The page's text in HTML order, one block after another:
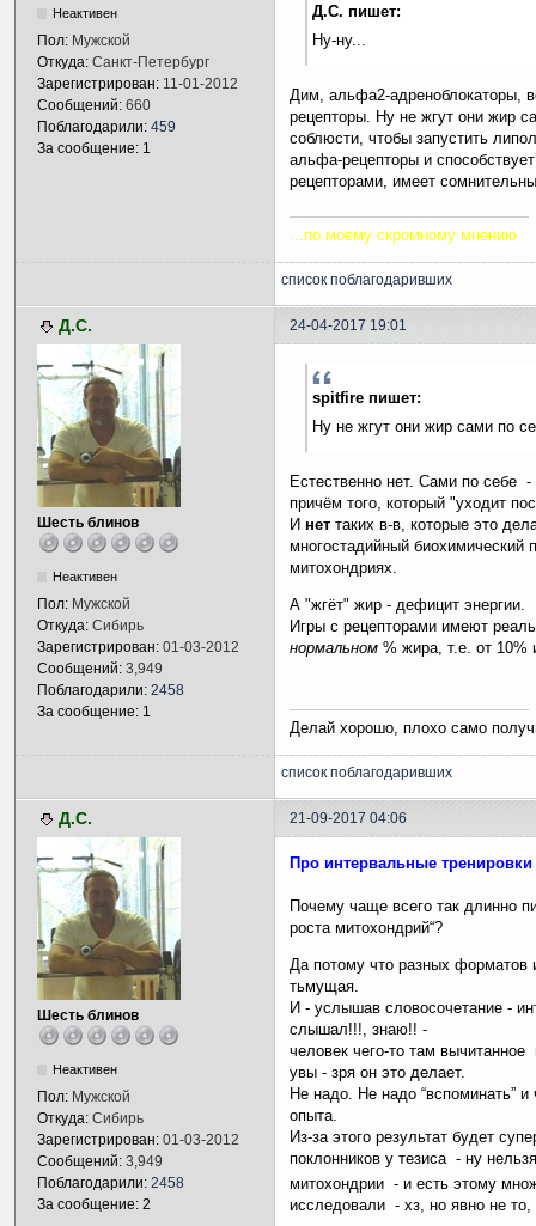
Неактивен
Пол: Мужской
Откуда: Санкт-Петербург
Зарегистрирован: 11-01-2012
Сообщений: 660
Поблагодарили: 459
За сообщение: 1
Д.С. пишет:
Ну-ну...
Дим, альфа2-адреноблокаторы,
рецепторы. Ну не жгут они жир
соблюсти, чтобы запустить
альфа-рецепторы и
рецепторами, имеет
...по моему скромному мнению
список поблагодаривших
Д.С. 24-04-2017 19:01
Шесть блинов
Неактивен
Пол: Мужской
Откуда: Сибирь
Зарегистрирован: 01-03-2012
Сообщений: 3,949
Поблагодарили: 2458
За сообщение: 1
spitfire пишет:
Ну не жгут они жир сами по
Естественно нет. Сами по себе
причём того, который "уходит
И нет таких в-в, которые это
многостадийный биохимический
митохондриях.
А "жгёт" жир - дефицит энергии.
Игры с рецепторами имеют
нормальном % жира, т.е. от
Делай хорошо, плохо само
список поблагодаривших
Д.С. 21-09-2017 04:06
Шесть блинов
Неактивен
Пол: Мужской
Откуда: Сибирь
Зарегистрирован: 01-03-2012
Сообщений: 3,949
Поблагодарили: 2458
За сообщение: 2
Про интервальные
Почему чаще всего так длинно
роста митохондрий“?
Да потому что разных форматов
тьмущая.
И - услышав словосочетание -
слышал!!!, знаю!! -
человек чего-то там
увы - зря он это делает.
Не надо. Не надо “вспоминать” и
опыта.
Из-за этого результат будет
поклонников у тезиса - ну
митохондрии - и есть этому
исследовали - хз, но явно не